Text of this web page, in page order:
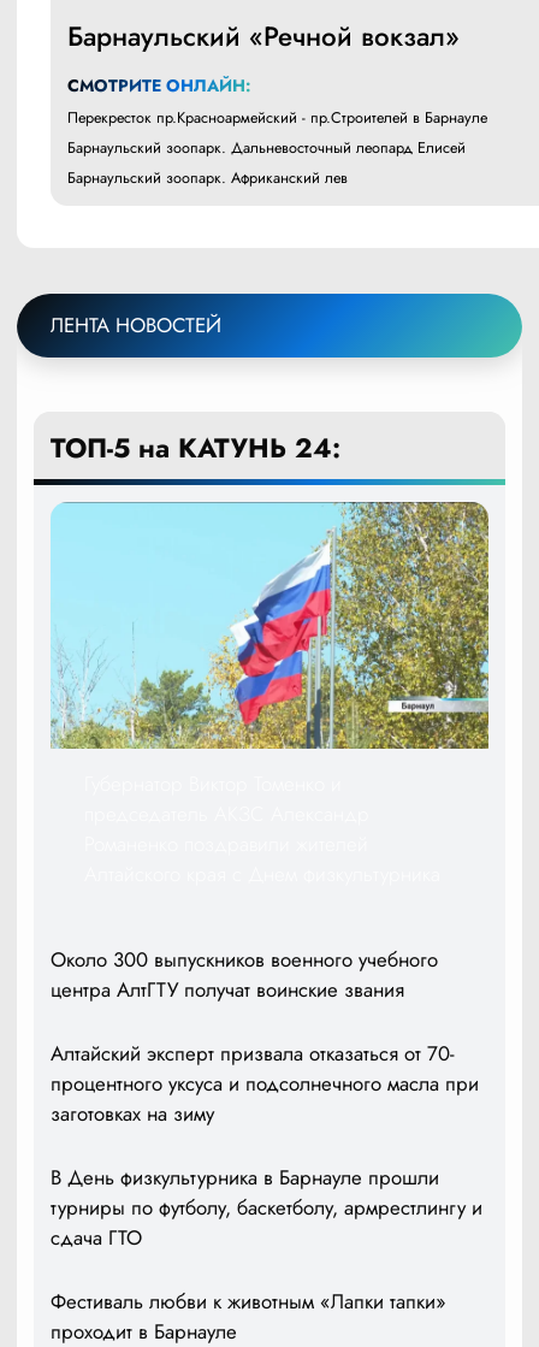
Барнаульский «Речной вокзал»
СМОТРИТЕ ОНЛАЙН:
Перекресток пр.Красноармейский - пр.Строителей в Барнауле
Барнаульский зоопарк. Дальневосточный леопард Елисей
Барнаульский зоопарк. Африканский лев
ЛЕНТА НОВОСТЕЙ
ТОП-5 на КАТУНЬ 24:
Около 300 выпускников военного учебного
центра АлтГТУ получат воинские звания
Алтайский эксперт призвала отказаться от 70-
процентного уксуса и подсолнечного масла при
заготовках на зиму
В День физкультурника в Барнауле прошли
турниры по футболу, баскетболу, армрестлингу и
сдача ГТО
Фестиваль любви к животным «Лапки тапки»
проходит в Барнауле